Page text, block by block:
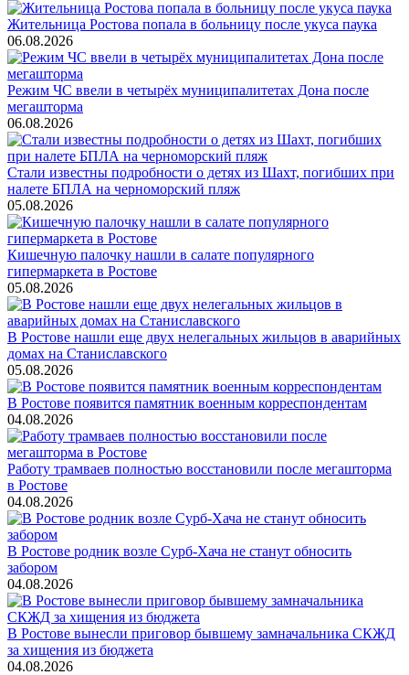
Жительница Ростова попала в больницу после укуса паука
06.08.2026
Режим ЧС ввели в четырёх муниципалитетах Дона после
мегашторма
06.08.2026
Стали известны подробности о детях из Шахт, погибших при
налете БПЛА на черноморский пляж
05.08.2026
Кишечную палочку нашли в салате популярного
гипермаркета в Ростове
05.08.2026
В Ростове нашли еще двух нелегальных жильцов в аварийных
домах на Станиславского
05.08.2026
В Ростове появится памятник военным корреспондентам
04.08.2026
Работу трамваев полностью восстановили после мегашторма
в Ростове
04.08.2026
В Ростове родник возле Сурб-Хача не станут обносить
забором
04.08.2026
В Ростове вынесли приговор бывшему замначальника СКЖД
за хищения из бюджета
04.08.2026